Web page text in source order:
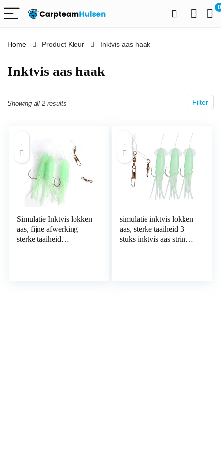
0
Home Product Kleur ‎Inktvis aas haak
‎Inktvis aas haak
Filter
Showing all 2 results
Simulatie Inktvis lokken
aas, fijne afwerking
sterke taaiheid
simulatie inktvis lokken
aas, sterke taaiheid 3
stuks inktvis aas string